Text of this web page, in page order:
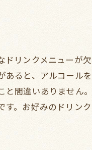
子会の醍醐味
のベスト飲み放題
スポットを見つけよ
女子会を盛り上げる
子会を彩る
ク選びのアドバイス
リンクメニューが
ると、アルコール
間違いありません
。お好みのドリン